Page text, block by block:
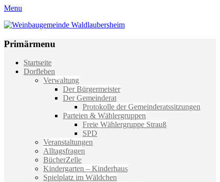
Menu
Weinbaugemeinde Waldlaubersheim
Primärmenu
Weiter
zum
Startseite
Dorfleben
Verwaltung
Der Bürgermeister
Der Gemeinderat
Protokolle der Gemeinderatssitzungen
Parteien & Wählergruppen
Freie Wählergruppe Strauß
SPD
Veranstaltungen
Alltagsfragen
BücherZelle
Kindergarten – Kinderhaus
Spielplatz im Wäldchen